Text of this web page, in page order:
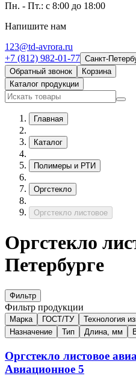
Пн. - Пт.: с 8:00 до 18:00
Напишите нам
123@td-avrora.ru
+7 (812) 982-01-77 Санкт-
Обратный звонок
Корзина
Каталог продукции
Главная
Каталог
Полимеры и РТИ
Оргстекло
Оргстекло листовое
Оргстекло
Петербурге
Фильтр
Фильтр продукции
Марка ГОСТ/ТУ Технология
Назначение
Тип Длина, мм
Оргстекло листовое
Авиационное 5